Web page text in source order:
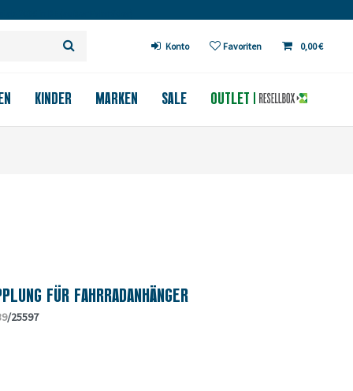
Konto Favoriten 0,00 €
KINDER MARKEN SALE OUTLET
FÜR FAHRRADANHÄNGER
/25597